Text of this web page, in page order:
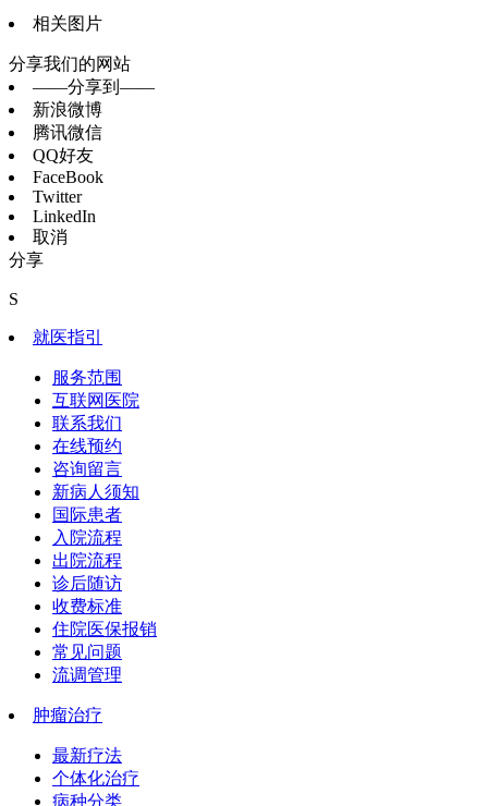
相关图片
分享我们的网站
——分享到——
新浪微博
腾讯微信
QQ好友
FaceBook
Twitter
LinkedIn
取消
分享
S
就医指引
服务范围
互联网医院
联系我们
在线预约
咨询留言
新病人须知
国际患者
入院流程
出院流程
诊后随访
收费标准
住院医保报销
常见问题
流调管理
肿瘤治疗
最新疗法
个体化治疗
病种分类